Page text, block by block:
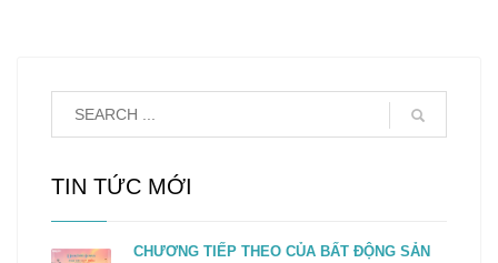
TIN TỨC MỚI
CHƯƠNG TIẾP THEO CỦA BẤT ĐỘNG SẢN